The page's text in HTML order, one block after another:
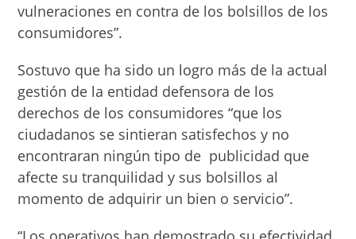
vulneraciones en contra de los bolsillos de los
consumidores”.
Sostuvo que ha sido un logro más de la actual
gestión de la entidad defensora de los
derechos de los consumidores “que los
ciudadanos se sintieran satisfechos y no
encontraran ningún tipo de publicidad que
afecte su tranquilidad y sus bolsillos al
momento de adquirir un bien o servicio”.